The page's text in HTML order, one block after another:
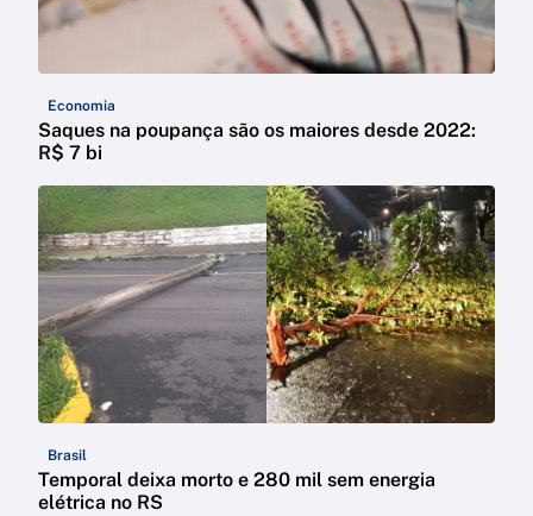
Economia
Saques na poupança são os maiores desde 2022:
R$ 7 bi
Brasil
Temporal deixa morto e 280 mil sem energia
elétrica no RS